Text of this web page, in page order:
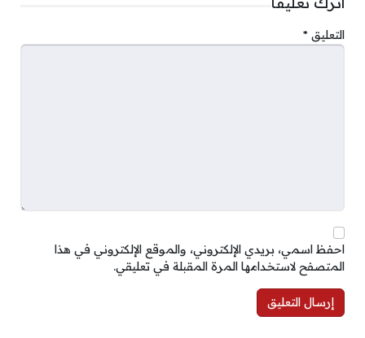
التعليق *
احفظ اسمي، بريدي الإلكتروني، والموقع الإلكتروني في هذا
المتصفح لاستخدامها المرة المقبلة في تعليقي.